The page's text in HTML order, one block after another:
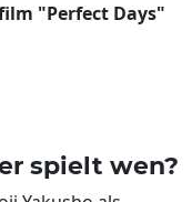
"Perfect Days"
spielt wen?